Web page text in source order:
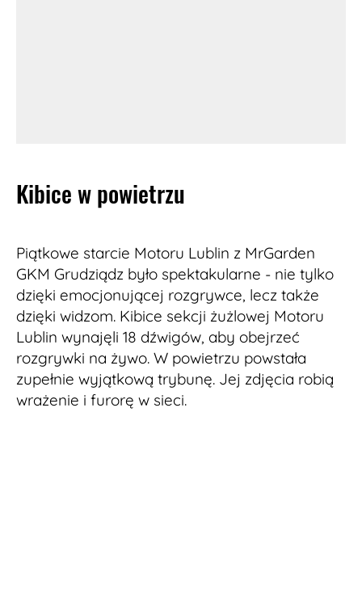
Kibice w powietrzu
Piątkowe starcie Motoru Lublin z MrGarden
GKM Grudziądz było spektakularne - nie tylko
dzięki emocjonującej rozgrywce, lecz także
dzięki widzom. Kibice sekcji żużlowej Motoru
Lublin wynajęli 18 dźwigów, aby obejrzeć
rozgrywki na żywo. W powietrzu powstała
zupełnie wyjątkową trybunę. Jej zdjęcia robią
wrażenie i furorę w sieci.